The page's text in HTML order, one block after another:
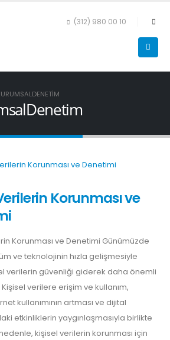
(312) 980 00 10
Korunması ve
Korunması ve Denetimi Günümüzde
ve teknolojinin hızla gelişmesiyle
verilerin güvenliği giderek daha önemli
verilere erişim ve kullanım,
kullanımının artması ve dijital
etkinliklerin yaygınlaşmasıyla birlikte
nedenle, kişisel verilerin korunması için